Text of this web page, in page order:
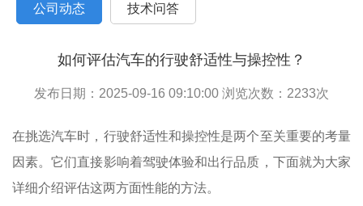
公司动态 技术问答
如何评估汽车的行驶舒适性与操控性？
发布日期：2025-09-16 09:10:00 浏览次数： 2233次
在挑选汽车时，行驶舒适性和操控性是两个至关重要的考量
因素。它们直接影响着驾驶体验和出行品质，下面就为大家
详细介绍评估这两方面性能的方法。